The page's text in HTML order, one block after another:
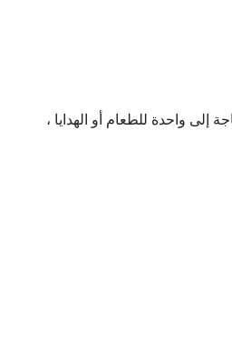
إلى واحدة للطعام أو الهدايا ،